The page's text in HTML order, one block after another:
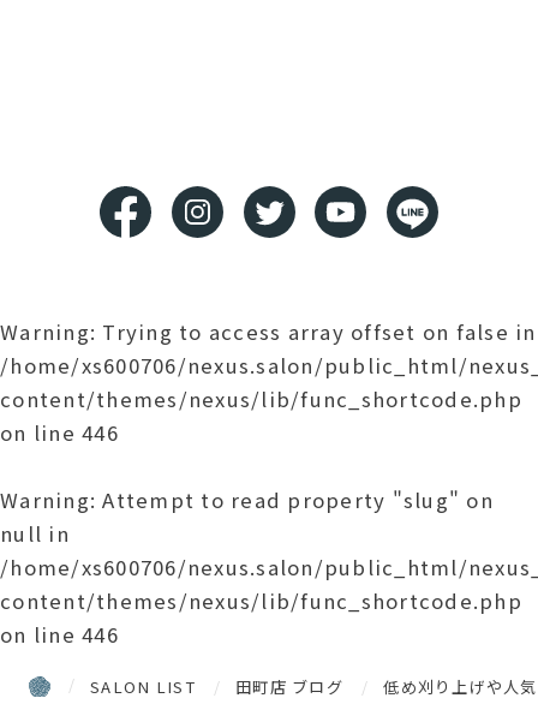
Warning: Trying to access array offset on false in
/home/xs600706/nexus.salon/public_html/
content/themes/nexus/lib/func_shortcode.php
on line446
Warning: Attempt to read property "slug" on
null in
/home/xs600706/nexus.salon/public_html/
content/themes/nexus/lib/func_shortcode.php
on line446
SALON LIST 田町店 ブログ 低め刈り上げや人